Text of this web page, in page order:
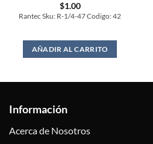
$1.00
Rantec Sku: R-1/4-47 Codigo: 42
AÑADIR AL CARRITO
Información
Acerca de Nosotros